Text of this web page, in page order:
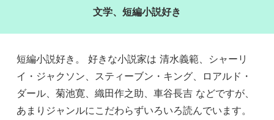
文学、短編小説好き
短編小説好き。 好きな小説家は 清水義範、シャーリ
イ・ジャクソン、スティーブン・キング、ロアルド・
ダール、菊池寛、織田作之助、車谷長吉 などですが、
あまりジャンルにこだわらずいろいろ読んでいます。